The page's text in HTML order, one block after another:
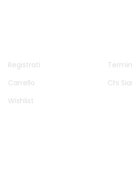
Registrati
Carrello
Wishlist
Chi